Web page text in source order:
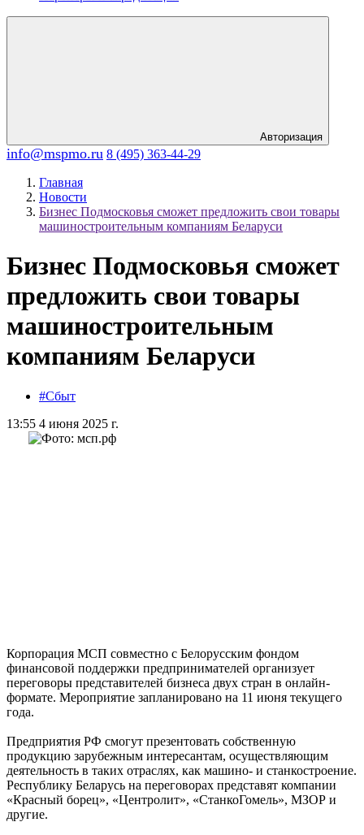
Авторизация
info@mspmo.ru 8 (495) 363-44-29
Главная
Новости
Бизнес Подмосковья сможет предложить свои товары
машиностроительным компаниям Беларуси
Бизнес Подмосковья сможет
предложить свои товары
машиностроительным
компаниям Беларуси
#Сбыт
13:55 4 июня 2025 г.
Корпорация МСП совместно с Белорусским фондом
финансовой поддержки предпринимателей организует
переговоры представителей бизнеса двух стран в онлайн-
формате. Мероприятие запланировано на 11 июня текущего
года.
Предприятия РФ смогут презентовать собственную
продукцию зарубежным интересантам, осуществляющим
деятельность в таких отраслях, как машино- и станкостроение.
Республику Беларусь на переговорах представят компании
«Красный борец», «Центролит», «СтанкоГомель», МЗОР и
другие.